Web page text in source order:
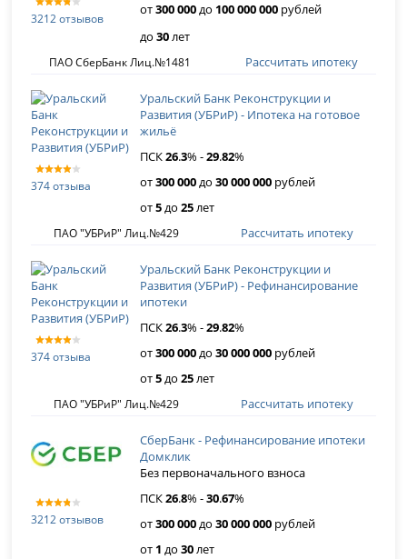
3212 отзывов
от300 000до 100 000 000 рублей
до30 лет
ПАО СберБанк Лиц.№1481 Рассчитать ипотеку
374 отзыва
Уральский Банк Реконструкции и
Развития (УБРиР) - Ипотека на готовое
жильё
ПСК26.3% -29.82%
от300 000до30 000 000 рублей
от5до25лет
ПАО "УБРиР" Лиц.№429 Рассчитать ипотеку
374 отзыва
Уральский Банк Реконструкции и
Развития (УБРиР) - Рефинансирование
ипотеки
ПСК26.3% -29.82%
от300 000до30 000 000 рублей
от5до25лет
ПАО "УБРиР" Лиц.№429 Рассчитать ипотеку
3212 отзывов
СберБанк - Рефинансирование ипотеки
Домклик
Без первоначального взноса
ПСК26.8% -30.67%
от300 000до30 000 000 рублей
от 1 до30лет